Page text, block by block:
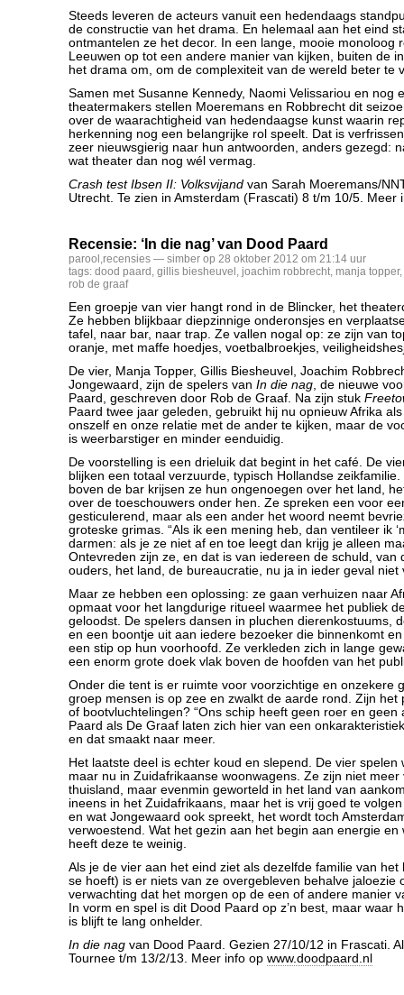
Steeds leveren de acteurs vanuit een hedendaags
de constructie van het drama. En helemaal aan het eind
ontmantelen ze het decor. In een lange, mooie monoloog
Leeuwen op tot een andere manier van kijken, buiten de
het drama om, om de complexiteit van de wereld beter te
Samen met Susanne Kennedy, Naomi Velissariou en nog
theatermakers stellen Moeremans en Robbrecht dit
over de waarachtigheid van hedendaagse kunst waarin
herkenning nog een belangrijke rol speelt. Dat is
zeer nieuwsgierig naar hun antwoorden, anders gezegd:
wat theater dan nog wél vermag.
Crash test Ibsen II: Volksvijand van Sarah Moeremans/
Utrecht. Te zien in Amsterdam (Frascati) 8 t/m 10/5. Meer
Recensie: ‘In die nag’ van Dood Paard
parool ,recensies — simber op 28 oktober 2012 om 21:14 uur
tags: dood paard , gillis biesheuvel , joachim robbrecht, manja topper,
rob de graaf
Een groepje van vier hangt rond in de Blincker, het
Ze hebben blijkbaar diepzinnige onderonsjes en
tafel, naar bar, naar trap. Ze vallen nogal op: ze zijn van
oranje, met maffe hoedjes, voetbalbroekjes,
De vier, Manja Topper, Gillis Biesheuvel, Joachim
Jongewaard, zijn de spelers van In die nag, de nieuwe
Paard, geschreven door Rob de Graaf. Na zijn stuk
Paard twee jaar geleden, gebruikt hij nu opnieuw Afrika
onszelf en onze relatie met de ander te kijken, maar de
is weerbarstiger en minder eenduidig.
De voorstelling is een drieluik dat begint in het café. De
blijken een totaal verzuurde, typisch Hollandse
boven de bar krijsen ze hun ongenoegen over het land,
over de toeschouwers onder hen. Ze spreken een voor
gesticulerend, maar als een ander het woord neemt
groteske grimas. “Als ik een mening heb, dan ventileer ik
darmen: als je ze niet af en toe leegt dan krijg je alleen
Ontevreden zijn ze, en dat is van iedereen de schuld, van
ouders, het land, de bureaucratie, nu ja in ieder geval niet
Maar ze hebben een oplossing: ze gaan verhuizen naar
opmaat voor het langdurige ritueel waarmee het publiek
geloodst. De spelers dansen in pluchen dierenkostuums,
en een boontje uit aan iedere bezoeker die binnenkomt
een stip op hun voorhoofd. Ze verkleden zich in lange
een enorm grote doek vlak boven de hoofden van het
Onder die tent is er ruimte voor voorzichtige en onzekere
groep mensen is op zee en zwalkt de aarde rond. Zijn het
of bootvluchtelingen? “Ons schip heeft geen roer en geen
Paard als De Graaf laten zich hier van een
en dat smaakt naar meer.
Het laatste deel is echter koud en slepend. De vier spelen
maar nu in Zuidafrikaanse woonwagens. Ze zijn niet
thuisland, maar evenmin geworteld in het land van
ineens in het Zuidafrikaans, maar het is vrij goed te
en wat Jongewaard ook spreekt, het wordt toch
verwoestend. Wat het gezin aan het begin aan energie en
heeft deze te weinig.
Als je de vier aan het eind ziet als dezelfde familie van het
se hoeft) is er niets van ze overgebleven behalve jaloezie
verwachting dat het morgen op de een of andere manier
In vorm en spel is dit Dood Paard op z’n best, maar waar
is blijft te lang onhelder.
In die nag van Dood Paard. Gezien 27/10/12 in Frascati.
Tournee t/m 13/2/13. Meer info op www.doodpaard.nl